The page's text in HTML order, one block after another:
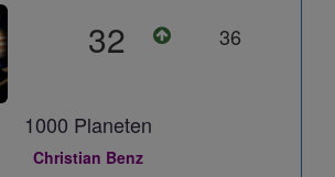
32 36
1000 Planeten
Christian Benz